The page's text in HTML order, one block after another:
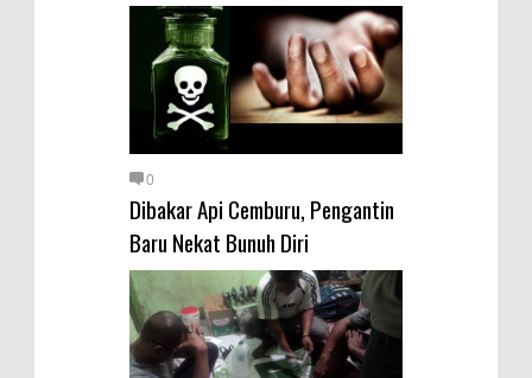
0
Dibakar Api Cemburu, Pengantin
Baru Nekat Bunuh Diri